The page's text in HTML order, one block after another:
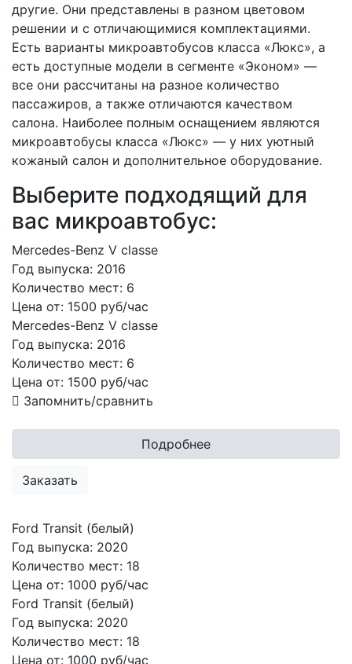
другие. Они представлены в разном цветовом
решении и с отличающимися комплектациями.
Есть варианты микроавтобусов класса «Люкс», а
есть доступные модели в сегменте «Эконом» —
все они рассчитаны на разное количество
пассажиров, а также отличаются качеством
салона. Наиболее полным оснащением являются
микроавтобусы класса «Люкс» — у них уютный
кожаный салон и дополнительное оборудование.
Выберите подходящий для
вас микроавтобус:
Mercedes-Benz V classe
Год выпуска: 2016
Количество мест: 6
Цена от: 1500 руб/час
Mercedes-Benz V classe
Год выпуска: 2016
Количество мест: 6
Цена от: 1500 руб/час
Запомнить/сравнить
Подробнее
Заказать
Ford Transit (белый)
Год выпуска: 2020
Количество мест: 18
Цена от: 1000 руб/час
Ford Transit (белый)
Год выпуска: 2020
Количество мест: 18
Цена от: 1000 руб/час